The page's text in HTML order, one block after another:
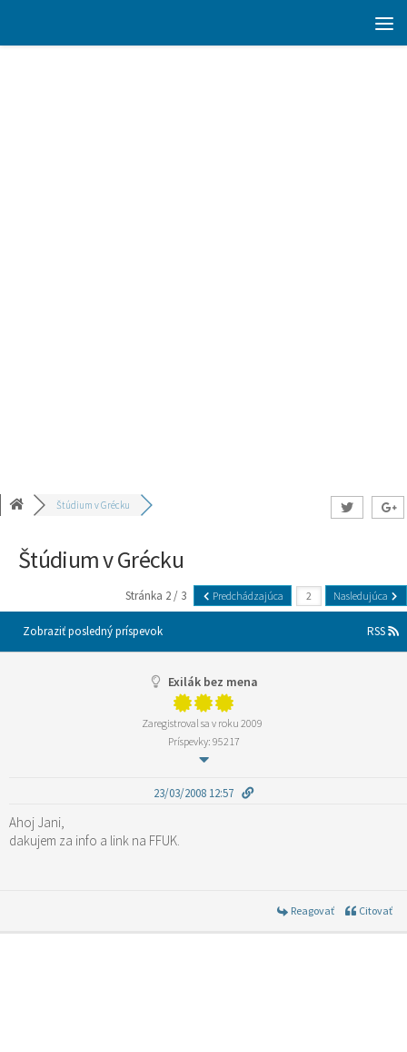
Štúdium v Grécku
Štúdium v Grécku
Stránka 2 / 3 Predchádzajúca Nasledujúca
Zobraziť posledný príspevok RSS
Exilák bez mena
Zaregistroval sa v roku 2009
Príspevky: 95217
23/03/2008 12:57
Ahoj Jani,
dakujem za info a link na FFUK.
Reagovať Citovať